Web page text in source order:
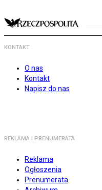
KONTAKT
O nas
Kontakt
Napisz do nas
REKLAMA I PRENUMERATA
Reklama
Ogłoszenia
Prenumerata